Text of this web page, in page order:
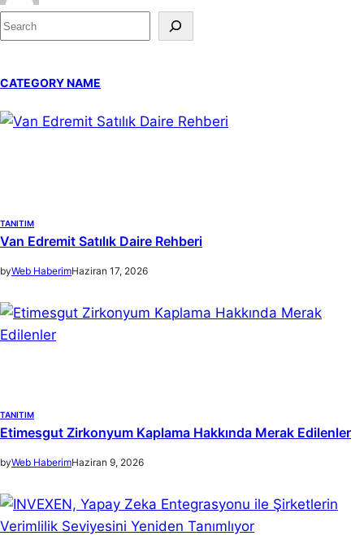
S
e
r
c
CATEGORY NAME
TANITIM
Van Edremit Satılık Daire Rehberi
byWeb HaberimHaziran 17, 2026
TANITIM
Etimesgut Zirkonyum Kaplama Hakkında Merak Edilenler
byWeb HaberimHaziran 9, 2026